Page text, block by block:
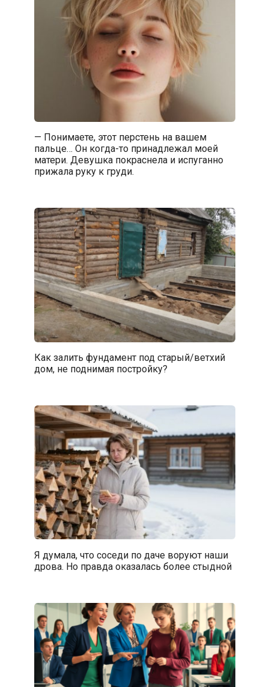
— Понимаете, этот перстень на вашем
пальце… Он когда-то принадлежал моей
матери. Девушка покраснела и испуганно
прижала руку к груди.
Как залить фундамент под старый/ветхий
дом, не поднимая постройку?
Я думала, что соседи по даче воруют наши
дрова. Но правда оказалась более стыдной